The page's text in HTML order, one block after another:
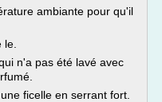
ambiante pour qu'il
n'a pas été lavé avec
ficelle en serrant fort.